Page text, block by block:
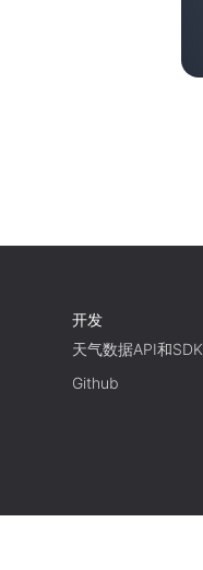
开发
天气数据API和SDK
Github